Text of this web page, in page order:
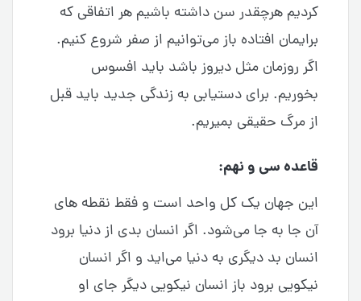
کردیم هرچقدر سن داشته باشیم هر اتفاقی که
برایمان افتاده باز می‌توانیم از صفر شروع کنیم.
اگر روزمان مثل دیروز باشد باید افسوس
بخوریم. برای دستیابی به زندگی جدید باید قبل
از مرگ حقیقی بمیریم.
قاعده سی و نهم:
این جهان یک کل واحد است و فقط نقطه های
آن جا به جا می‌شود. اگر انسان بدی از دنیا برود
انسان بد دیگری به دنیا می‌اید و اگر انسان
نیکویی برود باز انسان نیکویی دیگر جای او